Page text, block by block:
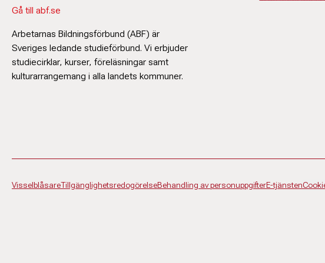
Gå till abf.se
Arbetarnas Bildningsförbund (ABF) är
Sveriges ledande studieförbund. Vi erbjuder
studiecirklar, kurser, föreläsningar samt
kulturarrangemang i alla landets kommuner.
VisselblåsareTillgänglighetsredogörelseBehandling av personuppgifterE-tjänsten